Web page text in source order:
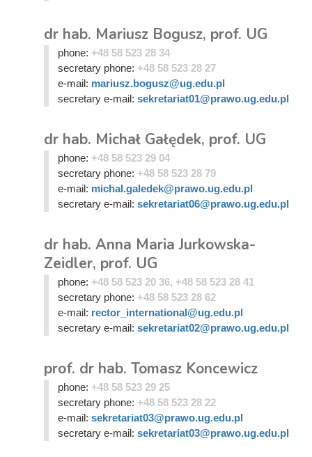
dr hab. Mariusz Bogusz, prof. UG
phone: +48 58 523 28 34
secretary phone: +48 58 523 28 27
e-mail: mariusz.bogusz@ug.edu.pl
secretary e-mail: sekretariat01@prawo.ug.edu.pl
dr hab. Michał Gałędek, prof. UG
phone: +48 58 523 29 04
secretary phone: +48 58 523 28 79
e-mail: michal.galedek@prawo.ug.edu.pl
secretary e-mail: sekretariat06@prawo.ug.edu.pl
dr hab. Anna Maria Jurkowska-
Zeidler, prof. UG
phone: +48 58 523 20 36, +48 58 523 28 41
secretary phone: +48 58 523 28 62
e-mail: rector_international@ug.edu.pl
secretary e-mail: sekretariat02@prawo.ug.edu.pl
prof. dr hab. Tomasz Koncewicz
phone: +48 58 523 29 25
secretary phone: +48 58 523 28 22
e-mail: sekretariat03@prawo.ug.edu.pl
secretary e-mail: sekretariat03@prawo.ug.edu.pl